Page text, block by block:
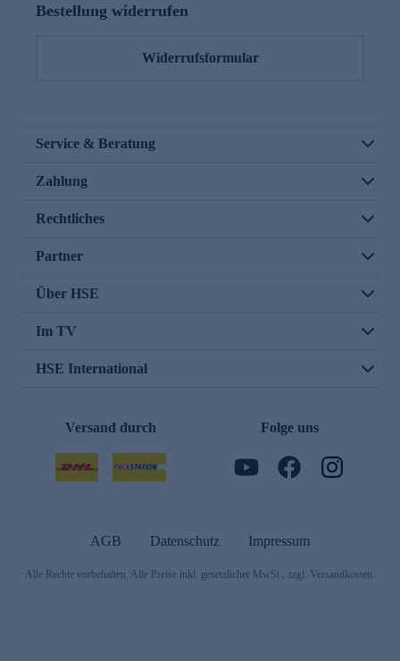
Bestellung widerrufen
Widerrufsformular
Service & Beratung
Zahlung
Rechtliches
Partner
Über HSE
Im TV
HSE International
Versand durch Folge uns
AGB Datenschutz Impressum
Alle Rechte vorbehalten. Alle Preise inkl. gesetzlicher MwSt., zzgl. Versandkosten.